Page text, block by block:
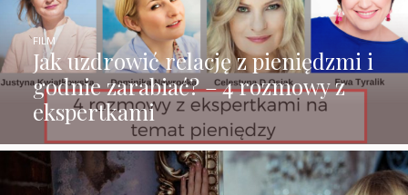
Jak uzdrowić relację z pieniędzmi i
godnie zarabiać? – 4 rozmowy z
ekspertkami
FILM